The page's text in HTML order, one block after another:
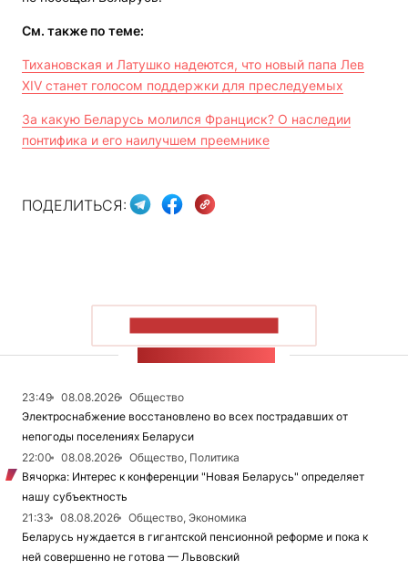
См. также по теме:
Тихановская и Латушко надеются, что новый папа Лев
XIV станет голосом поддержки для преследуемых
За какую Беларусь молился Франциск? О наследии
понтифика и его наилучшем преемнике
ПОДЕЛИТЬСЯ:
23:49 08.08.2026
Общество
Электроснабжение восстановлено во всех пострадавших от
непогоды поселениях Беларуси
22:00
08.08.2026
Общество, Политика
Вячорка: Интерес к конференции "Новая Беларусь" определяет
нашу субъектность
21:33
08.08.2026
Общество, Экономика
Беларусь нуждается в гигантской пенсионной реформе и пока к
ней совершенно не готова — Львовский